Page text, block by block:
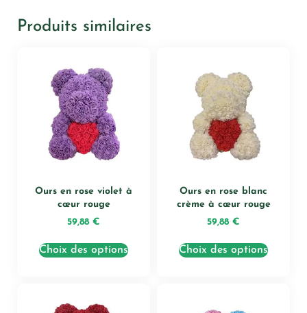
Produits similaires
Ours en rose violet à
cœur rouge
59,88 €
Choix des options
Ours en rose blanc
crème à cœur rouge
59,88 €
Choix des options